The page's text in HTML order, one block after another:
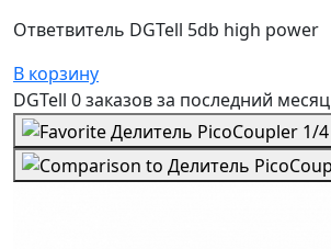
Ответвитель DGTell 5db high power
В корзину
DGTell 0 заказовза последний месяц